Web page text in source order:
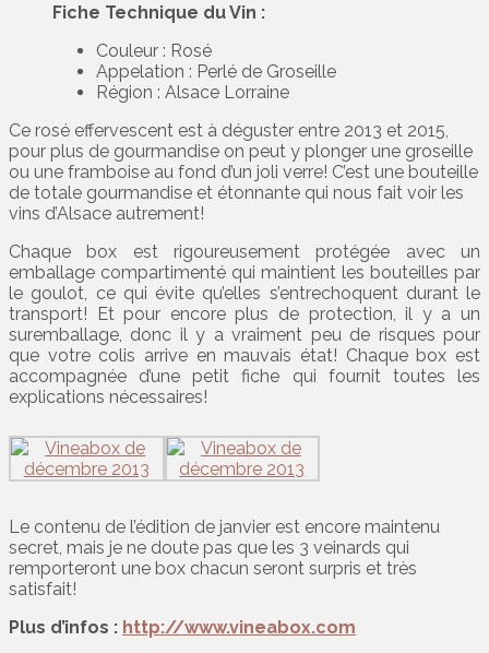
Fiche Technique du Vin :
Couleur : Rosé
Appelation : Perlé de Groseille
Région : Alsace Lorraine
Ce rosé effervescent est à déguster entre 2013 et 2015,
pour plus de gourmandise on peut y plonger une groseille
ou une framboise au fond d’un joli verre! C’est une bouteille
de totale gourmandise et étonnante qui nous fait voir les
vins d’Alsace autrement!
Chaque box est rigoureusement protégée avec un
emballage compartimenté qui maintient les bouteilles par
le goulot, ce qui évite qu’elles s’entrechoquent durant le
transport! Et pour encore plus de protection, il y a un
suremballage, donc il y a vraiment peu de risques pour
que votre colis arrive en mauvais état! Chaque box est
accompagnée d’une petit fiche qui fournit toutes les
explications nécessaires!
Le contenu de l’édition de janvier est encore maintenu
secret, mais je ne doute pas que les 3 veinards qui
remporteront une box chacun seront surpris et très
satisfait!
Plus d’infos : http://www.vineabox.com